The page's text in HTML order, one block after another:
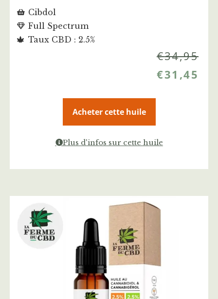
Cibdol
Full Spectrum
Taux CBD : 2.5%
€34,95
€31,45
Acheter cette huile
Plus d'infos sur cette huile